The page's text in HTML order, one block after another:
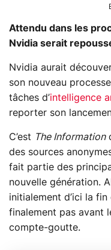
Attendu dans les
Nvidia serait
Nvidia aurait
son nouveau
tâches d’intelligence
reporter son
C’est The Information
des sources
fait partie des
nouvelle génération.
initialement d’ici la fin
finalement pas avant
compte-goutte.